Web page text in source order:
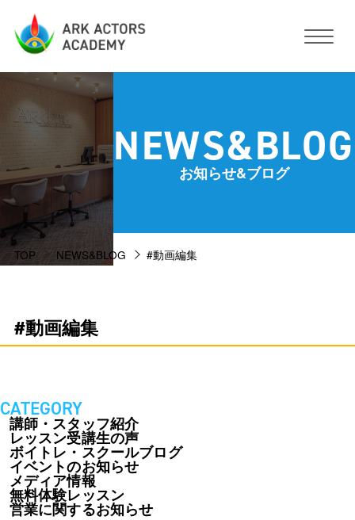
アークアクターズアカデミーについて
コース・予約方法・料金
活動サポート
講師紹介
会社概要
NEWS&BLOG
お知らせ&ブログ
TOP NEWS&BLOG #動画編集
#動画編集
CATEGORY
講師・スタッフ紹介
レッスン受講生の声
ボイトレ・スクールブログ
イベントのお知らせ
メディア情報
無料体験レッスン
営業に関するお知らせ